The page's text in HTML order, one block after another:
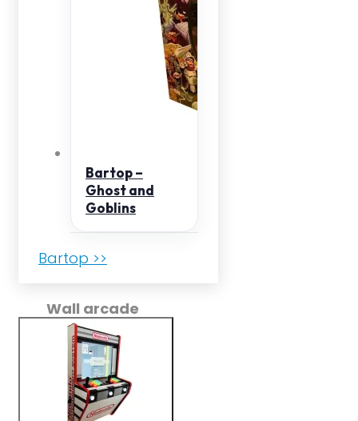
Bartop –
Ghost and
Goblins
Bartop >>
Wall arcade